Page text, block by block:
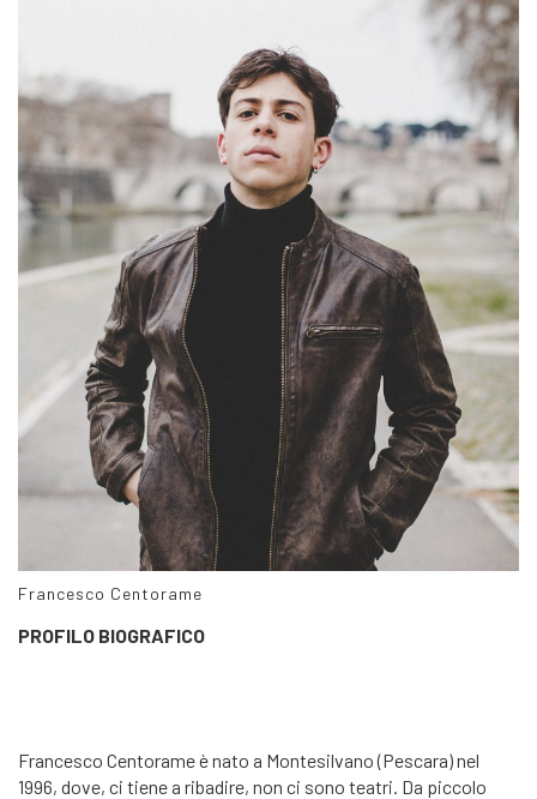
Francesco Centorame
PROFILO BIOGRAFICO
Francesco Centorame è nato a Montesilvano (Pescara) nel
1996, dove, ci tiene a ribadire, non ci sono teatri. Da piccolo